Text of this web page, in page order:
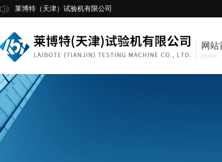
莱博特（天津）试验机有限公司
网站
Home